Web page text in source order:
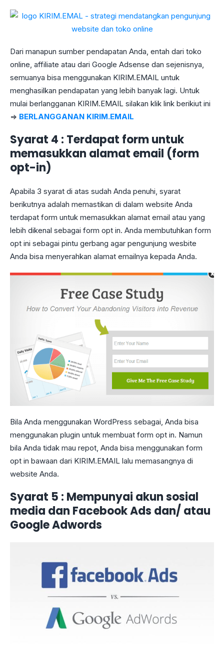
Dari manapun sumber pendapatan Anda, entah dari toko
online, affiliate atau dari Google Adsense dan sejenisnya,
semuanya bisa menggunakan KIRIM.EMAIL untuk
menghasilkan pendapatan yang lebih banyak lagi. Untuk
mulai berlangganan KIRIM.EMAIL silakan klik link berikiut ini
=> BERLANGGANAN KIRIM.EMAIL
Syarat 4 : Terdapat form untuk
memasukkan alamat email (form
opt-in)
Apabila 3 syarat di atas sudah Anda penuhi, syarat
berikutnya adalah memastikan di dalam website Anda
terdapat form untuk memasukkan alamat email atau yang
lebih dikenal sebagai form opt in. Anda membutuhkan form
opt ini sebagai pintu gerbang agar pengunjung wesbite
Anda bisa menyerahkan alamat emailnya kepada Anda.
Bila Anda menggunakan WordPress sebagai, Anda bisa
menggunakan plugin untuk membuat form opt in. Namun
bila Anda tidak mau repot, Anda bisa menggunakan form
opt in bawaan dari KIRIM.EMAIL lalu memasangnya di
website Anda.
Syarat 5 : Mempunyai akun sosial
media dan Facebook Ads dan/ atau
Google Adwords